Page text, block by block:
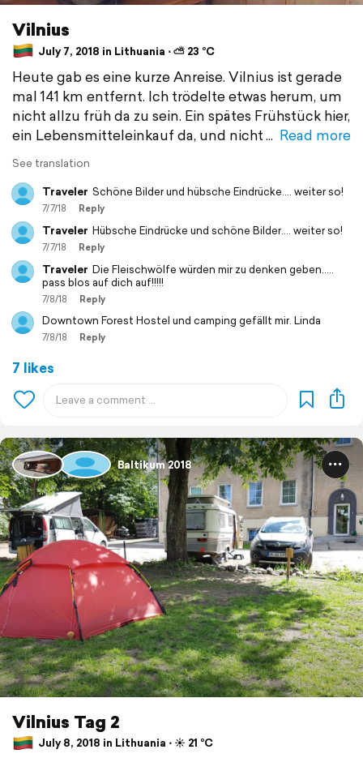
Vilnius
July 7, 2018 in Lithuania ⋅ ⛅ 23 °C
Heute gab es eine kurze Anreise. Vilnius ist gerade
mal 141 km entfernt. Ich trödelte etwas herum, um
nicht allzu früh da zu sein. Ein spätes Frühstück hier,
ein Lebensmitteleinkauf da, und nicht
Read more
See translation
Traveler Schöne Bilder und hübsche Eindrücke.... weiter so!
7/7/18 Reply
Traveler Hübsche Eindrücke und schöne Bilder.... weiter so!
7/7/18 Reply
Traveler Die Fleischwölfe würden mir zu denken geben.....
pass blos auf dich auf!!!!!
7/8/18 Reply
Downtown Forest Hostel und camping gefällt mir. Linda
7/8/18 Reply
7 likes
Baltikum 2018
Vilnius Tag 2
July 8, 2018 in Lithuania ⋅ ☀️ 21 °C